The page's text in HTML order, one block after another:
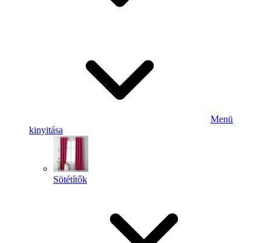
Menü
kinyitása
Sötétítők